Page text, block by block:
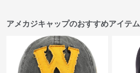
アメカジキャップのおすすめアイテム